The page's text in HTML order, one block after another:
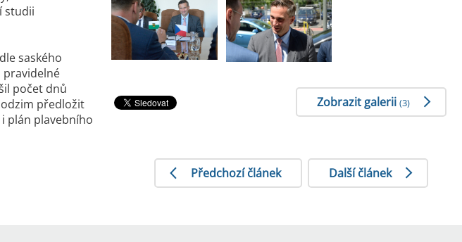
Zobrazit galerii (3)
studii
saského
počet dnů
předložit
plán plavebního
Předchozí článek Další článek